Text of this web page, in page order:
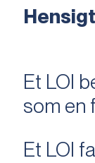
Et LOI
som en
Et LOI